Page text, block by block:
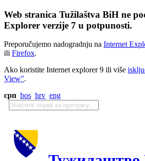
Web stranica Tužilaštva BiH ne
Explorer verzije 7 u potpunosti.
Preporučujemo nadogradnju na Internet
ili Firefox.
Ako koristite Internet explorer 9 ili više
View".
срп bos hrv eng